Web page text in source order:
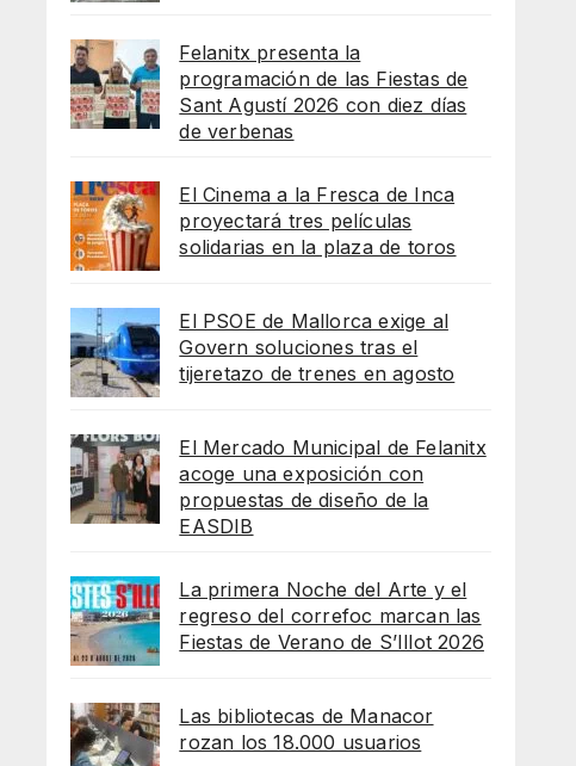
Felanitx presenta la
programación de las Fiestas de
Sant Agustí 2026 con diez días
de verbenas
El Cinema a la Fresca de Inca
proyectará tres películas
solidarias en la plaza de toros
El PSOE de Mallorca exige al
Govern soluciones tras el
tijeretazo de trenes en agosto
El Mercado Municipal de Felanitx
acoge una exposición con
propuestas de diseño de la
EASDIB
La primera Noche del Arte y el
regreso del correfoc marcan las
Fiestas de Verano de S’Illot 2026
Las bibliotecas de Manacor
rozan los 18.000 usuarios